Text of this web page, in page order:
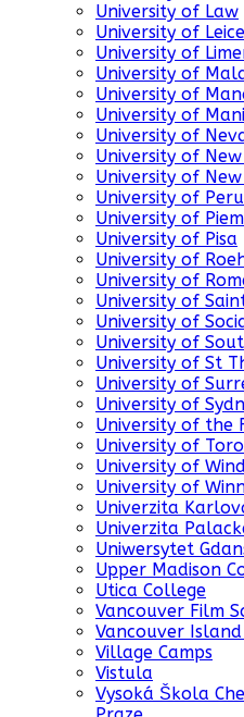
University of Law
University of
University of
University of
University of
University of
University of
University of
University of
University of
University of
University of Pisa
University of
University of
University of
University of
University of
University of St
University of
University of
University of the
University of
University of
University of
Univerzita
Univerzita
Uniwersytet
Upper Madison
Utica College
Vancouver Film
Vancouver
Village Camps
Vistula
Vysoká Škola